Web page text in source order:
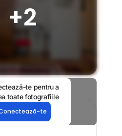
te pentru a
toate fotografiile
te
+2